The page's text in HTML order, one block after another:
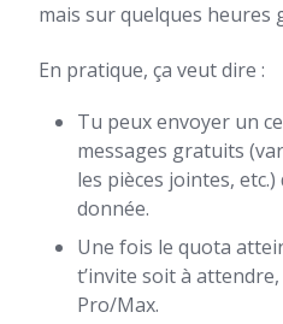
mais sur quelques heures
En pratique, ça veut dire :
Tu peux envoyer un
messages gratuits
les pièces jointes,
donnée.
Une fois le quota
t’invite soit à
Pro/Max.